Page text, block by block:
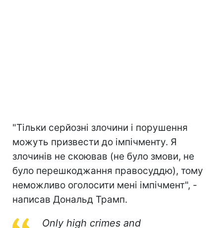
"Тільки серйозні злочини і порушення
можуть призвести до імпічменту. Я
злочинів не скоював (не було змови, не
було перешкоджання правосуддю), тому
неможливо оголосити мені імпічмент", -
написав Дональд Трамп.
Only high crimes and